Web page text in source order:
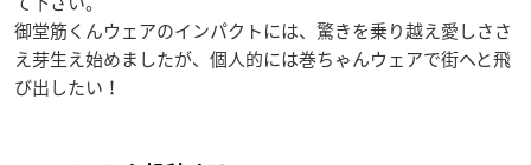
御堂筋くんウェアのインパクトには、驚きを乗り越え愛しささ
え芽生え始めましたが、個人的には巻ちゃんウェアで街へと飛
び出したい！